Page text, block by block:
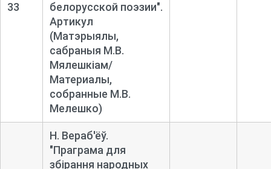
33
белорусской поэзии".
Артикул
(Матэрыялы,
сабраныя М.В.
Мялешкіам/
Материалы,
собранные М.В.
Мелешко)
Н. Вераб'ёў.
"Праграма для
збірання народных